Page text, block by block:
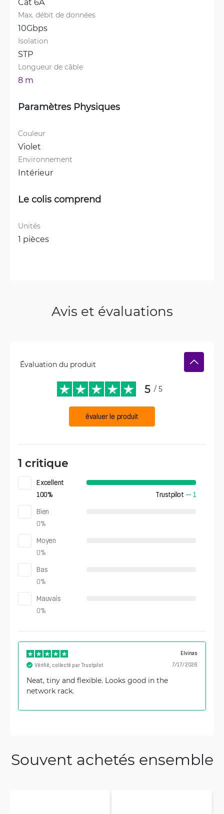
Max. débit de données
10Gbps
Isolation
STP
Longueur de câble
8 m
Paramètres Physiques
Couleur
Violet
Environnement
Intérieur
Le colis comprend
Unités
1 pièces
Avis et évaluations
Évaluation du produit
5 / 5
évaluer le produit
1 critique
Excellent
100% Trustpilot — 1
Bien
0%
Moyen
0%
Bas
0%
Mauvais
0%
Elvinas
7/17/2026
Vérifié, collecté par Trustpilot
Neat, tiny and flexible. Looks good in the
network rack.
Souvent achetés ensemble